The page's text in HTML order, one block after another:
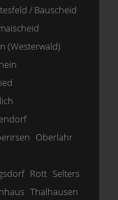
/ Bauscheid
(Westerwald)
Oberlahr
Rott Selters
Thalhausen